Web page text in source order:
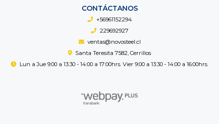
CONTÁCTANOS
+56961152294
229692927
ventas@novosteel.cl
Santa Teresita 7582, Cerrillos
Lun a Jue 9:00 a 13:30 - 14:00 a 17:00hrs. Vier 9:00 a 13:30 - 14:00 a 16:00hrs.